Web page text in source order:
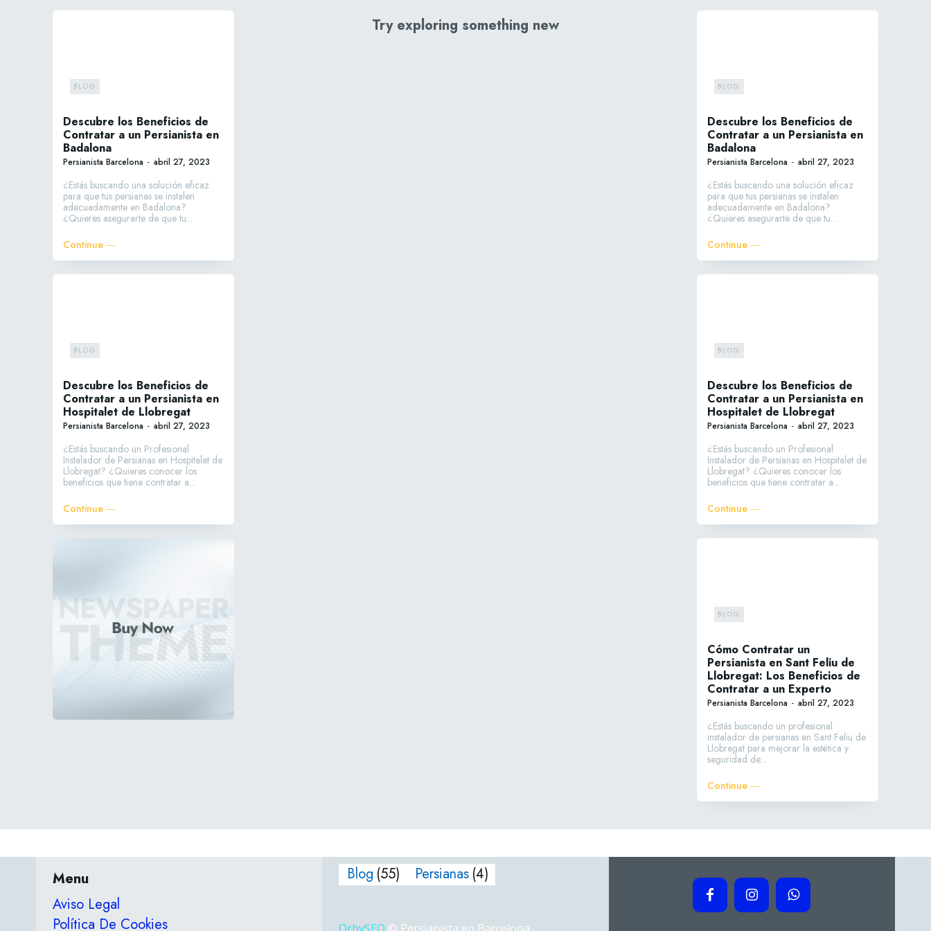
BLOG
Descubre los Beneficios de
Contratar a un Persianista en
Badalona
Persianista Barcelona - abril 27, 2023
¿Estás buscando una solución eficaz
para que tus persianas se instalen
adecuadamente en Badalona?
¿Quieres asegurarte de que tu...
Continue ―
BLOG
Descubre los Beneficios de
Contratar a un Persianista en
Hospitalet de Llobregat
Persianista Barcelona - abril 27, 2023
¿Estás buscando un Profesional
Instalador de Persianas en Hospitalet de
Llobregat? ¿Quieres conocer los
beneficios que tiene contratar a...
Continue ―
Try exploring something new
BLOG
Descubre los Beneficios de
Contratar a un Persianista en
Badalona
Persianista Barcelona - abril 27, 2023
¿Estás buscando una solución eficaz
para que tus persianas se instalen
adecuadamente en Badalona?
¿Quieres asegurarte de que tu...
Continue ―
BLOG
Descubre los Beneficios de
Contratar a un Persianista en
Hospitalet de Llobregat
Persianista Barcelona - abril 27, 2023
¿Estás buscando un Profesional
Instalador de Persianas en Hospitalet de
Llobregat? ¿Quieres conocer los
beneficios que tiene contratar a...
Continue ―
BLOG
Cómo Contratar un
Persianista en Sant Feliu de
Llobregat: Los Beneficios de
Contratar a un Experto
Persianista Barcelona - abril 27, 2023
¿Estás buscando un profesional
instalador de persianas en Sant Feliu de
Llobregat para mejorar la estética y
seguridad de...
Continue ―
Menu
Aviso Legal
Política De Cookies
Blog (55) Persianas (4)